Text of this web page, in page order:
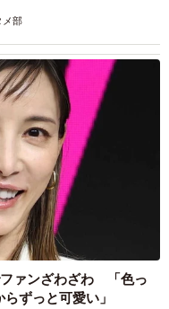
メ部
ァンざわざわ 「色っ
ずっと可愛い」